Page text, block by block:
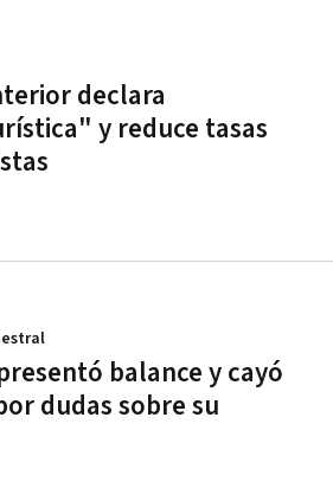
declara
y reduce tasas
balance y cayó
dudas sobre su